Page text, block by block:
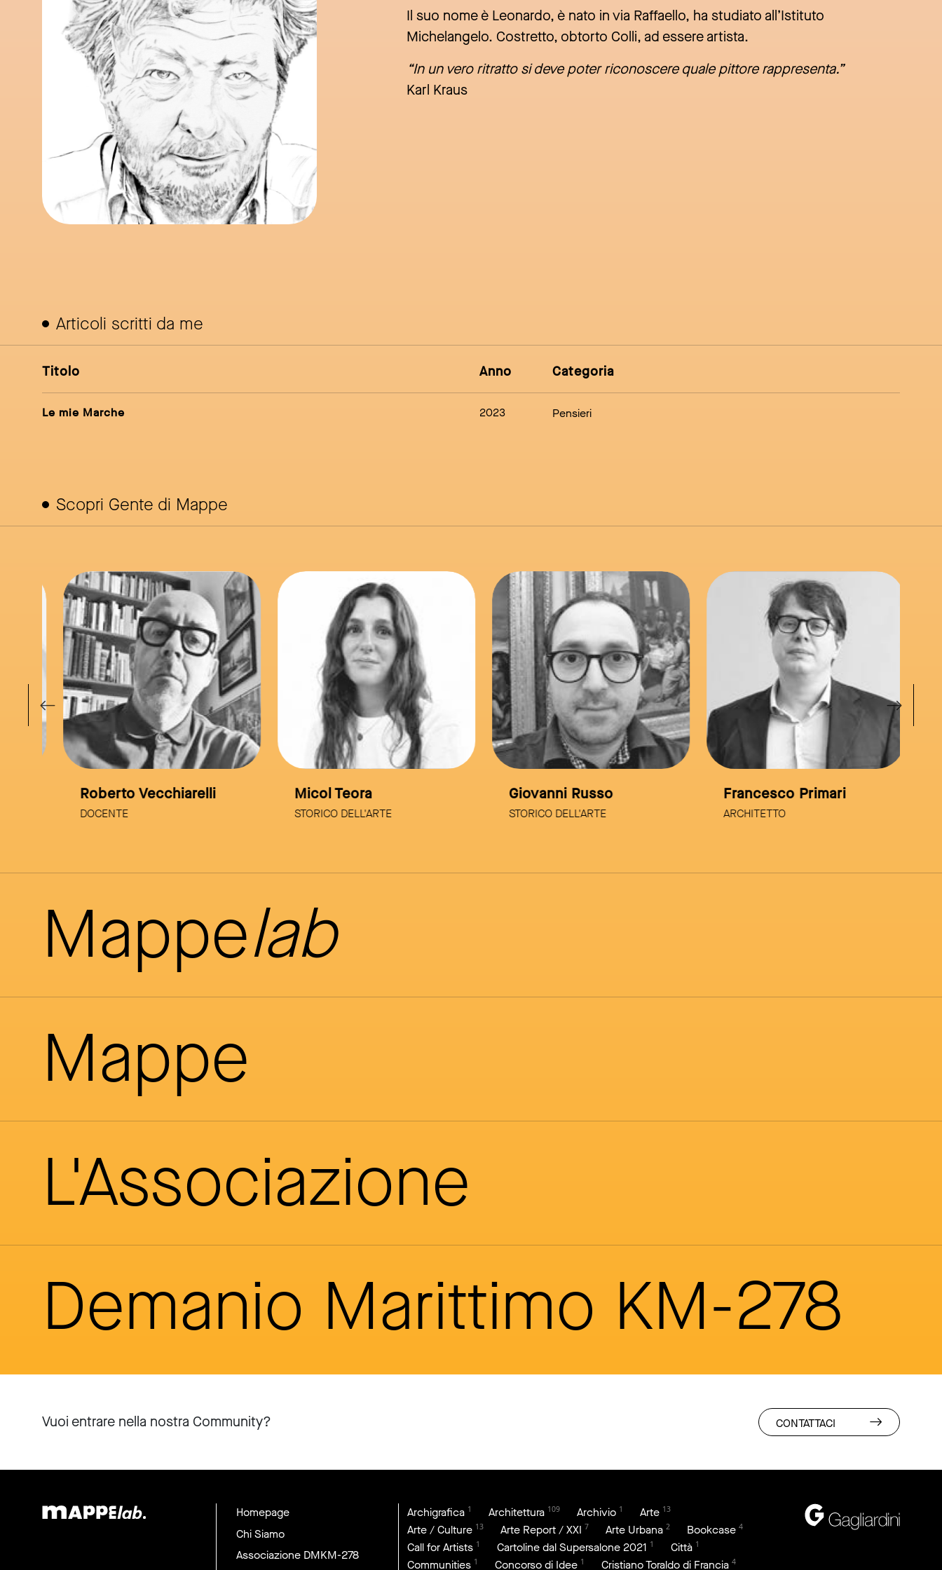
Il suo nome è Leonardo, è nato in via Raffaello, ha studiato all’Istituto
Michelangelo. Costretto, obtorto Colli, ad essere artista.
“In un vero ritratto si deve poter riconoscere quale pittore rappresenta.”
Karl Kraus
Articoli scritti da me
Titolo Anno Categoria
Le mie Marche 2023 Pensieri
Scopri Gente di Mappe
Roberto Vecchiarelli
DOCENTE
Micol Teora
STORICO DELL'ARTE
Giovanni Russo
STORICO DELL'ARTE
Francesco Primari
ARCHITETTO
link to page link to page link to page link to page
Mappelab
Mappe
L'Associazione
Demanio Marittimo KM-278
Vuoi entrare nella nostra Community? CONTATTACI
Homepage
Chi Siamo
Associazione DMKM-278
Archigrafica 1 Architettura 109 Archivio 1 Arte 13
Arte / Culture 13 Arte Report / XXI 7 Arte Urbana 2 Bookcase 4
Call for Artists 1 Cartoline dal Supersalone 2021 1 Città 1
Communities 1 Concorso di Idee 1 Cristiano Toraldo di Francia 4